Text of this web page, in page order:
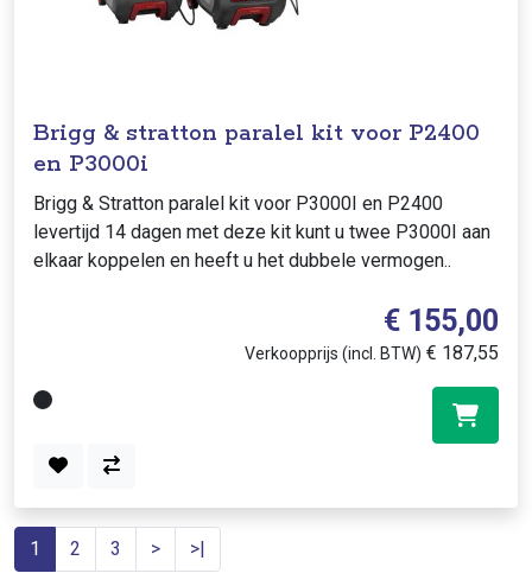
Brigg & stratton paralel kit voor P2400
en P3000i
Brigg & Stratton paralel kit voor P3000I en P2400
levertijd 14 dagen met deze kit kunt u twee P3000I aan
elkaar koppelen en heeft u het dubbele vermogen..
€ 155,00
Verkoopprijs (incl. BTW) € 187,55
1 2 3 > >|